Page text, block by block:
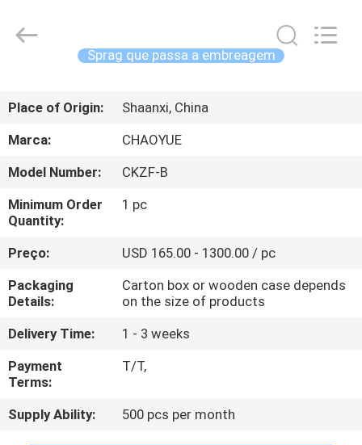
PRODUTOS
NÓS
EXCURSÃO
DA
FÁBRICA
CONTROLE
DA
QUALIDADE
Chaoyue
Clutch
Sprag que passa a embreagem
Place of Origin:
Shaanxi, China
Marca:
CHAOYUE
Model Number:
CKZF-B
Minimum Order
Quantity:
1 pc
Preço:
USD 165.00 - 1300.00 / pc
Packaging
Details:
Carton box or wooden case depends
on the size of products
Delivery Time:
1 - 3 weeks
Payment
Terms:
T/T,
Supply Ability: 500 pcs per month